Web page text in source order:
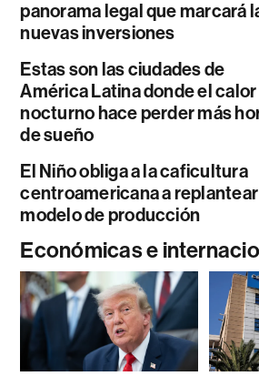
panorama legal que marcará
nuevas inversiones
Estas son las ciudades de
América Latina donde el calor
nocturno hace perder más
de sueño
El Niño obliga a la caficultura
centroamericana a
modelo de producción
Económicas e